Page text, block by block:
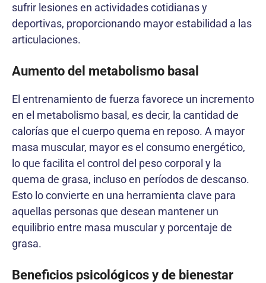
sufrir lesiones en actividades cotidianas y
deportivas, proporcionando mayor estabilidad a las
articulaciones.
Aumento del metabolismo basal
El entrenamiento de fuerza favorece un incremento
en el metabolismo basal, es decir, la cantidad de
calorías que el cuerpo quema en reposo. A mayor
masa muscular, mayor es el consumo energético,
lo que facilita el control del peso corporal y la
quema de grasa, incluso en períodos de descanso.
Esto lo convierte en una herramienta clave para
aquellas personas que desean mantener un
equilibrio entre masa muscular y porcentaje de
grasa.
Beneficios psicológicos y de bienestar